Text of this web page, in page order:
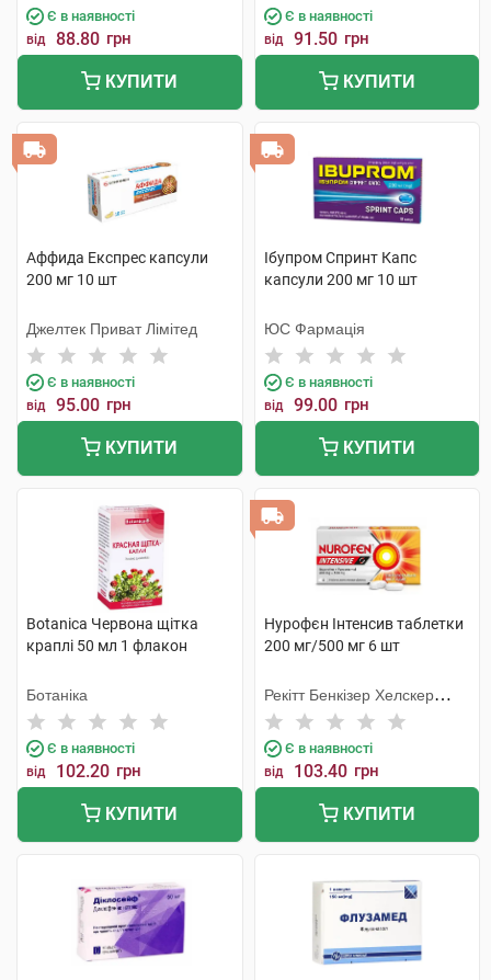
Є в наявності
від 88.80 грн
КУПИТИ
Є в наявності
від 91.50 грн
КУПИТИ
Аффида Експрес капсули
200 мг 10 шт
Джелтек Приват Лімітед
Є в наявності
від 95.00 грн
КУПИТИ
Ібупром Спринт Капс
капсули 200 мг 10 шт
ЮС Фармація
Є в наявності
від 99.00 грн
КУПИТИ
Botanica Червона щітка
краплі 50 мл 1 флакон
Ботаніка
Є в наявності
від 102.20 грн
КУПИТИ
Нурофєн Інтенсив таблетки
200 мг/500 мг 6 шт
Рекітт Бенкізер Хелскер
Інтернешнл
Є в наявності
від 103.40 грн
КУПИТИ